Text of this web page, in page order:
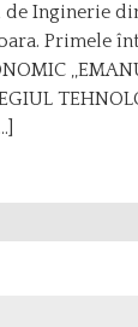
Inginerie
Primele